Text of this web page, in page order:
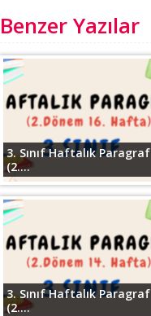
Benzer Yazılar
3. Sınıf Haftalık Paragraf
(2....
3. Sınıf Haftalık Paragraf
(2....